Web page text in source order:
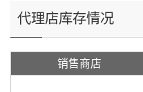
代理店库存情况
销售商店